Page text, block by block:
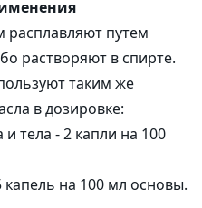
путем
растворяют в спирте.
таким же
в дозировке:
тела - 2 капли на 100
на 100 мл основы.